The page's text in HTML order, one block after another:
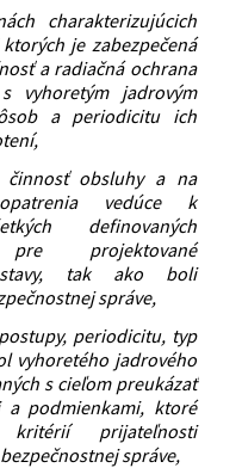
charakterizujúcich
je zabezpečená
a radiačná ochrana
vyhoretým jadrovým
a periodicitu ich
činnosť obsluhy a na
vedúce k
definovaných
pre projektované
stavy, tak ako boli
správe,
periodicitu, typ
vyhoretého jadrového
s cieľom preukázať
podmienkami, ktoré
prijateľnosti
správe,